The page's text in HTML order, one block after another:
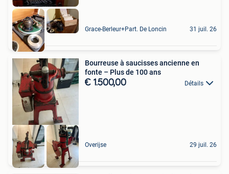
Grace-Berleur+Part. De Loncin 31 juil. 26
Bourreuse à saucisses ancienne en
fonte – Plus de 100 ans
€ 1.500,00 Détails
Overijse 29 juil. 26